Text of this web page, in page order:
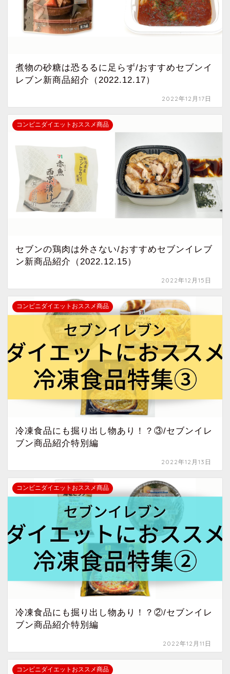
煮物の砂糖は恐るるに足らず/おすすめセブンイ
レブン新商品紹介（2022.12.17）
2022年12月17日
コンビニダイエットおススメ商品
セブンの鶏肉は外さない/おすすめセブンイレブ
ン新商品紹介（2022.12.15）
2022年12月15日
コンビニダイエットおススメ商品
冷凍食品にも掘り出し物あり！？③/セブンイレ
ブン商品紹介特別編
2022年12月13日
コンビニダイエットおススメ商品
冷凍食品にも掘り出し物あり！？②/セブンイレ
ブン商品紹介特別編
2022年12月11日
コンビニダイエットおススメ商品